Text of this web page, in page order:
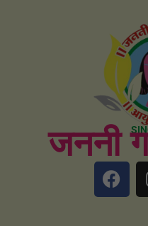
जननी
F
a